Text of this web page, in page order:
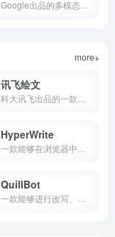
more+
讯飞绘文
HyperWrite
QuillBot